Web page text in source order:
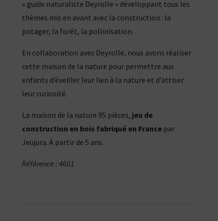
« guide naturaliste Deyrolle » développant tous les
thèmes mis en avant avec la construction : la
potager, la forêt, la pollinisation.
En collaboration avec Deyrolle, nous avons réaliser
cette maison de la nature pour permettre aux
enfants d’éveiller leur lien à la nature et d’attiser
leur curiosité.
La maison de la nature 95 pièces, jeu de
construction en bois fabriqué en Francepar
Jeujura. À partir de 5 ans.
Référence : 4601